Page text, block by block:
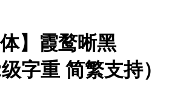
体】霞鹜晰黑
字重 简繁支持）